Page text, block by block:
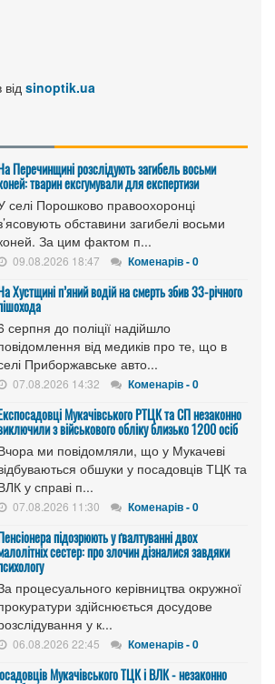
sinoptik.ua
Перечинщині розслідують загибель восьми
тварин ексгумували для експертизи
селі Порошково правоохоронці
обставини загибелі восьми
За цим фактом п...
09.08.2026 18:47 Коменарів - 0
Хустщині п’яний водій на смерть збив 33-річного
серпня до поліції надійшло
від медиків про те, що в
Приборжавське авто...
07.08.2026 14:32 Коменарів - 0
Мукачівського РТЦК та СП незаконно
з військового обліку близько 1200 осіб
ми повідомляли, що у Мукачеві
обшуки у посадовців ТЦК та
у справі п...
07.08.2026 11:30 Коменарів - 0
підозрюють у ґвалтуванні двох
сестер: про злочин дізналися завдяки
процесуального керівництва окружної
здійснюється досудове
у к...
06.08.2026 22:45 Коменарів - 0
Мукачівського ТЦК і ВЛК - незаконно